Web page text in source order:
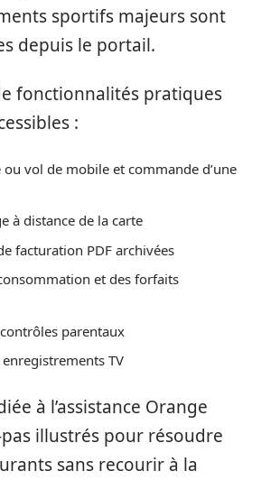
sportifs majeurs sont
depuis le portail.
fonctionnalités pratiques
:
vol de mobile et commande d’une
à distance de la carte
facturation PDF archivées
et des forfaits
parentaux
TV
à l’assistance Orange
illustrés pour résoudre
sans recourir à la